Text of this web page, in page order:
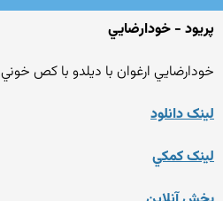
پريود - خودارضايي
خودارضايي ارغوان با ديلدو با کص خوني
لينک دانلود
لينک کمکي